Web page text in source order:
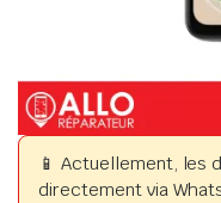
📱 Actuellement, les
directement via